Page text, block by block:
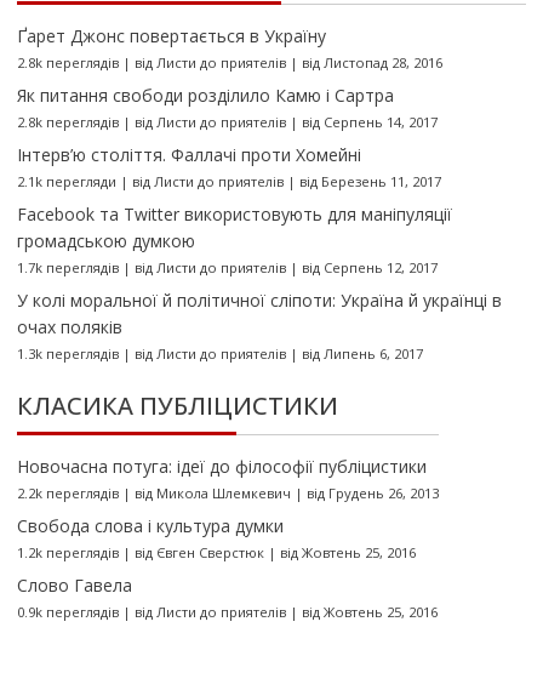
Ґарет Джонс повертається в Україну
2.8k переглядів| від Листи до приятелів| від Листопад 28, 2016
Як питання свободи розділило Камю і Сартра
2.8k переглядів| від Листи до приятелів| від Серпень 14, 2017
Інтерв’ю століття. Фаллачі проти Хомейні
2.1k перегляди | від Листи до приятелів| від Березень 11, 2017
Facebook та Twitter використовують для маніпуляції
громадською думкою
1.7k переглядів| від Листи до приятелів| від Серпень 12, 2017
У колі моральної й політичної сліпоти: Україна й українці в
очах поляків
1.3k переглядів| від Листи до приятелів| від Липень 6, 2017
КЛАСИКА ПУБЛІЦИСТИКИ
Новочасна потуга: ідеї до філософії публіцистики
2.2k переглядів| від Микола Шлемкевич | від Грудень 26, 2013
Свобода слова і культура думки
1.2k переглядів| від Євген Сверстюк| від Жовтень 25, 2016
Слово Гавела
0.9k переглядів| від Листи до приятелів| від Жовтень 25, 2016